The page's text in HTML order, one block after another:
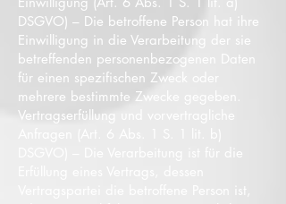
DSGVO) – Die betroffene Person hat ihre
Einwilligung in die Verarbeitung der sie
betreffenden personenbezogenen Daten
für einen spezifischen Zweck oder
mehrere bestimmte Zwecke gegeben.
Vertragserfüllung und vorvertragliche
DSGVO) – Die Verarbeitung ist für die
Vertragspartei die betroffene Person ist,